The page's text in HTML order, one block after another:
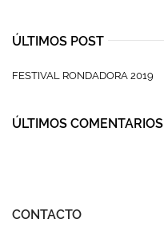
ÚLTIMOS POST
FESTIVAL RONDADORA 2019
ÚLTIMOS COMENTARIOS
CONTACTO